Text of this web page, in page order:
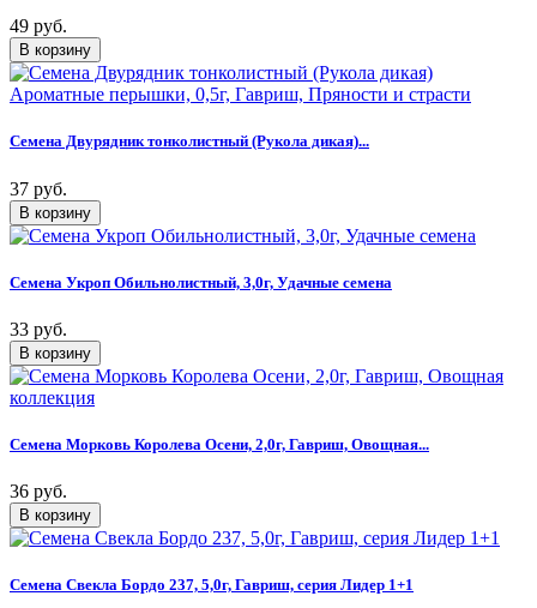
49 руб.
Семена Двурядник тонколистный (Рукола дикая)...
37 руб.
Семена Укроп Обильнолистный, 3,0г, Удачные семена
33 руб.
Семена Морковь Королева Осени, 2,0г, Гавриш, Овощная...
36 руб.
Семена Свекла Бордо 237, 5,0г, Гавриш, серия Лидер 1+1